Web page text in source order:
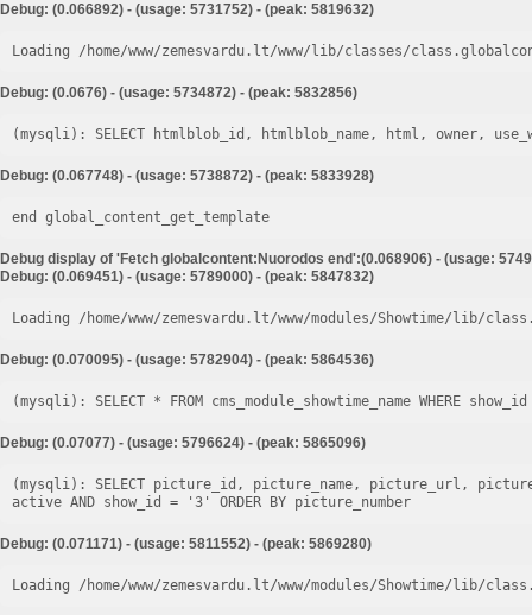
Debug: (0.066892) - (usage: 5731752) - (peak: 5819632)
Loading /home/www/zemesvardu.lt/www/lib/classes/
Debug: (0.0676) - (usage: 5734872) - (peak: 5832856)
Debug: (0.067748) - (usage: 5738872) - (peak: 5833928)
end global_content_get_template
Debug display of 'Fetch globalcontent:Nuorodos end':(0.068906) - (usage:
Debug: (0.069451) - (usage: 5789000) - (peak: 5847832)
Loading /home/www/zemesvardu.lt/www/modules/Showtime/lib/
Debug: (0.070095) - (usage: 5782904) - (peak: 5864536)
Debug: (0.07077) - (usage: 5796624) - (peak: 5865096)
(mysqli): SELECT picture_id, picture_name, picture_url,
Debug: (0.071171) - (usage: 5811552) - (peak: 5869280)
Loading /home/www/zemesvardu.lt/www/modules/Showtime/lib/